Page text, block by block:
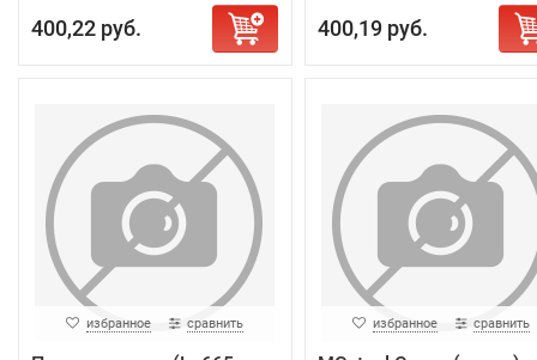
400,22 руб. 400,19 руб.
избранное сравнить избранное сравнить